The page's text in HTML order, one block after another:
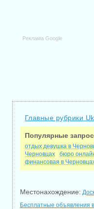
Реклама Google
Главные рубрики
Популярные
отдых девушка в
Черновцах
бюро
финансовая в
Местонахождение:
Бесплатные объявления